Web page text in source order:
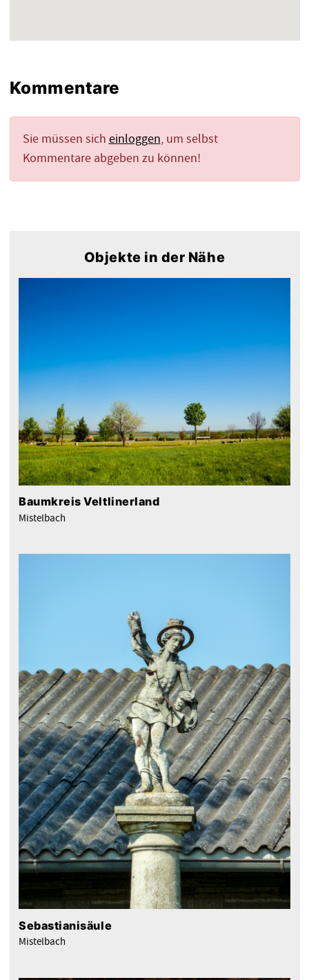
Kommentare
Sie müssen sich einloggen, um selbst
Kommentare abgeben zu können!
Objekte in der Nähe
Baumkreis Veltlinerland
Mistelbach
Sebastianisäule
Mistelbach